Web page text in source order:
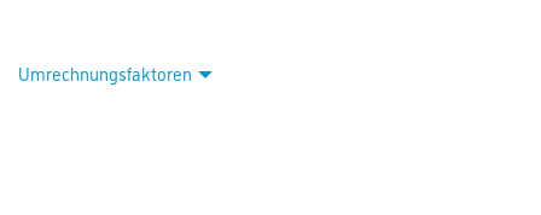
Umrechnungsfaktoren